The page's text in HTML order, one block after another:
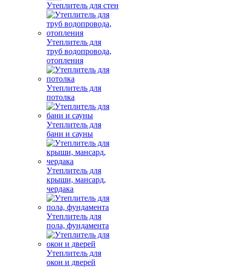
Утеплитель для стен
Утеплитель для
труб водопровода,
отопления
Утеплитель для
потолка
Утеплитель для
бани и сауны
Утеплитель для
крыши, мансард,
чердака
Утеплитель для
пола, фундамента
Утеплитель для
окон и дверей